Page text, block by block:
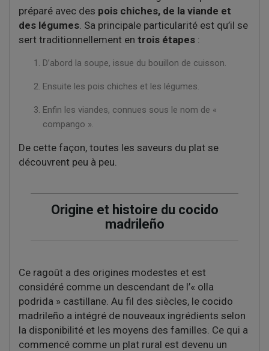
préparé avec des pois chiches, de la viande et
des légumes. Sa principale particularité est qu’il se
sert traditionnellement en trois étapes :
D’abord la soupe, issue du bouillon de cuisson.
Ensuite les pois chiches et les légumes.
Enfin les viandes, connues sous le nom de «
compango ».
De cette façon, toutes les saveurs du plat se
découvrent peu à peu.
Origine et histoire du cocido
madrileño
Ce ragoût a des origines modestes et est
considéré comme un descendant de l’« olla
podrida » castillane. Au fil des siècles, le cocido
madrileño a intégré de nouveaux ingrédients selon
la disponibilité et les moyens des familles. Ce qui a
commencé comme un plat rural est devenu un